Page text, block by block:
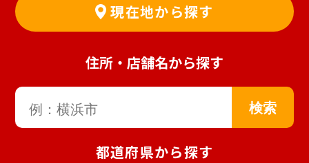
現在地から探す
住所・店舗名から探す
都道府県から探す